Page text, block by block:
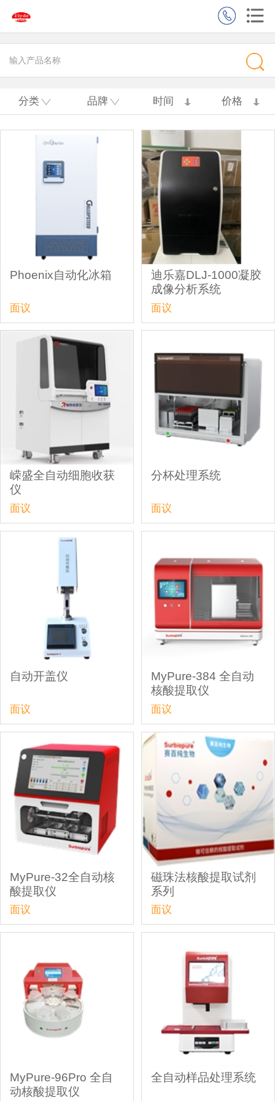
分类 品牌 时间 价格
Phoenix自动化冰箱
面议
迪乐嘉DLJ-1000凝胶
成像分析系统
面议
嵘盛全自动细胞收获
仪
面议
分杯处理系统
面议
自动开盖仪
面议
MyPure-384 全自动
核酸提取仪
面议
MyPure-32全自动核
酸提取仪
面议
磁珠法核酸提取试剂
系列
面议
MyPure-96Pro 全自
动核酸提取仪
全自动样品处理系统